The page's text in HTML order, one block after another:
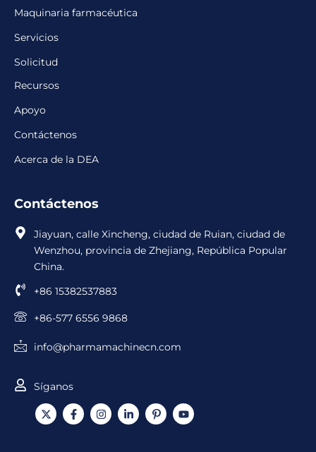
Maquinaria farmacéutica
Servicios
Solicitud
Recursos
Apoyo
Contáctenos
Acerca de la DEA
Contáctenos
Jiayuan, calle Xincheng, ciudad de Ruian, ciudad de
Wenzhou, provincia de Zhejiang, República Popular
China.
+86 15382537883
+86-577 6556 9868
info@pharmamachinecn.com
Síganos
X
-
F
a
I
n
L
i
I
c
Y
o